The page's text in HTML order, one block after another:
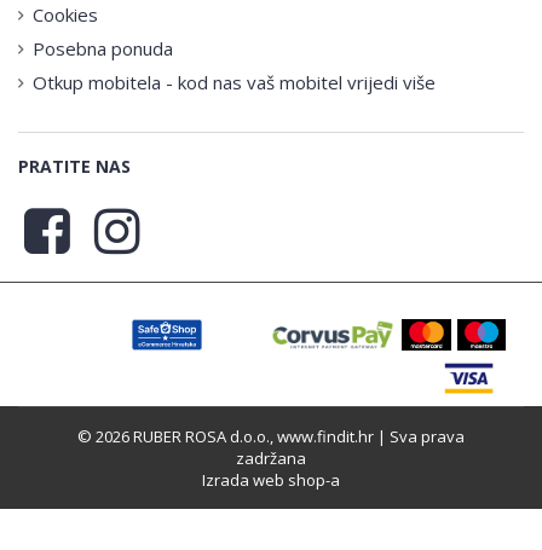
Cookies
Posebna ponuda
Otkup mobitela - kod nas vaš mobitel vrijedi više
PRATITE NAS
© 2026 RUBER ROSA d.o.o., www.findit.hr | Sva prava
zadržana
Izrada web shop-a